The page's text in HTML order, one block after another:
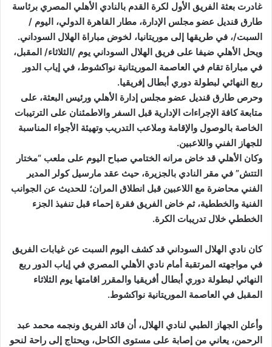
غادرت بعثة الفريق الأول لكرة القدم بالنادي الأهلي المصري برئاسة
طارق قنديل عضو مجلس الإدارة، مطار القاهرة الدولي، اليوم /
السبت/، في ‏طريقها إلى موريتانيا‎، لخوض مباراة الهلال السوداني.
ويحل الأهلي ضيفا على فريق الهلال السوداني يوم /الثلاثاء/ المقبل،
في مباراة تقام في العاصمة الموريتانية نواكشوط، في إياب الدور
ربع النهائي لبطولة دوري أبطال إفريقيا‎.
وحرص طارق قنديل عضو مجلس إدارة الأهلي ورئيس البعثة، على
متابعة كافة الإجراءات الإدارية قبل السفر والاطمئنان على الترتيبات
الخاصة بالوصول والإقامة ‏وملاعب التدريب وتهيئة الأجواء المناسبة
للجهاز الفني واللاعبين.
وكان الأهلي قد خاض مرانه الختامي صباح اليوم على ملعب “مختار
التتش” في مقر النادي بالجزيرة، حيث عقد مارسيل كولر المدير
الفني محاضرة مع اللاعبين قبل انطلاق المران؛ للحديث عن الجوانب
الفنية والخططية، ثم خاض الفريق فقرة إحماء قبل تنفيذ الجزء
الخططي ‏خلال تدريبات الكرة.‏
كان نادي الهلال السوداني قد كشف اليوم السبت عن غيابات الفريق
في مواجهته المرتقبة أمام نادي الأهلي المصري في إياب الدور ربع
النهائي لبطولة دوري أبطال أفريقيا والمقرر اقامتها يوم الثلاثاء
المقبل في العاصمة الموريتانية نواكشوط.
وأعلن الجهاز الطبي لنادي الهلال، أن قائد الفريق ونجمه محمد عبد
الرحمن، يعاني من إصابة على مستوى الكاحل، ويحتاج إلى راحة لنحو